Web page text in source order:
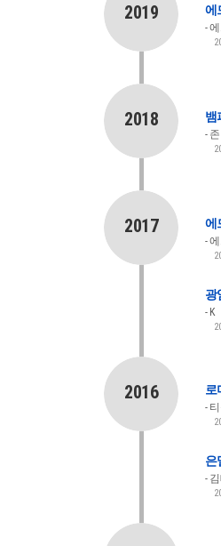
2019 에
2018 뱀
존
2017 에
광
K
2016 로
은